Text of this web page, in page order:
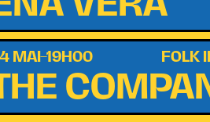
MAI–19H00 FOLK